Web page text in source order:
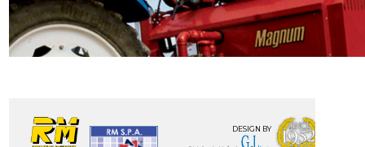
DESIGN BY